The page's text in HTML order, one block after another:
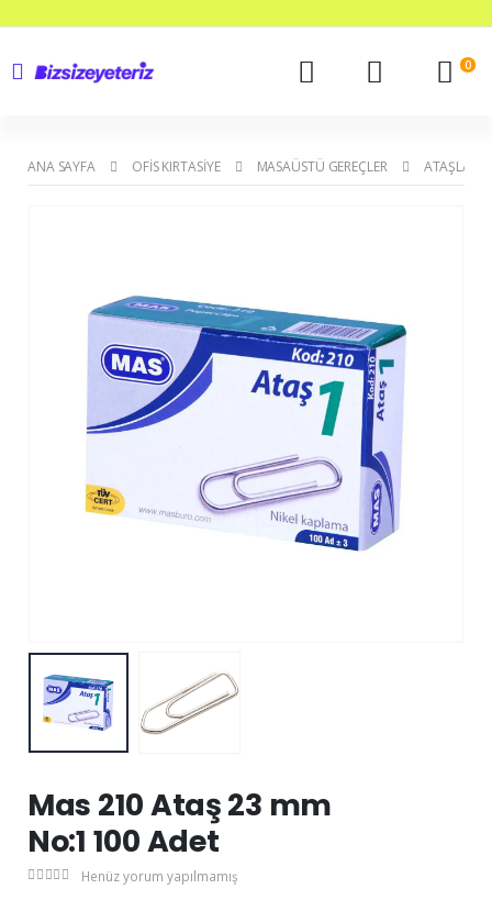
0
ANA SAYFA OFIS KIRTASIYE MASAÜSTÜ GEREÇLER ATAŞLAR
Mas 210 Ataş 23 mm
No:1 100 Adet
Henüz yorum yapılmamış